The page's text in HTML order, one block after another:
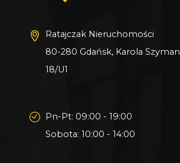
Ratajczak Nieruchomości
80-280 Gdańsk, Karola
18/U1
Pn-Pt: 09:00 - 19:00
Sobota: 10:00 - 14:00